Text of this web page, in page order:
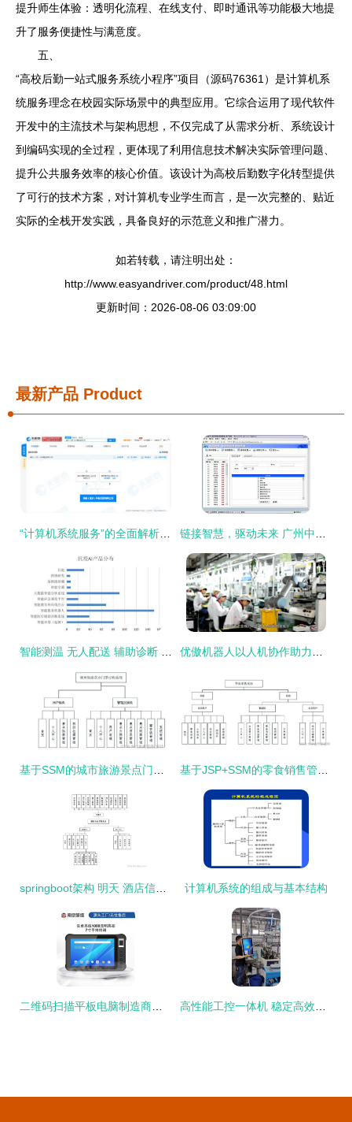
提升师生体验：透明化流程、在线支付、即时通讯等功能极大地提
升了服务便捷性与满意度。
五、
“高校后勤一站式服务系统小程序”项目（源码76361）是计算机系
统服务理念在校园实际场景中的典型应用。它综合运用了现代软件
开发中的主流技术与架构思想，不仅完成了从需求分析、系统设计
到编码实现的全过程，更体现了利用信息技术解决实际管理问题、
提升公共服务效率的核心价值。该设计为高校后勤数字化转型提供
了可行的技术方案，对计算机专业学生而言，是一次完整的、贴近
实际的全栈开发实践，具备良好的示范意义和推广潜力。
如若转载，请注明出处：
http://www.easyandriver.com/product/48.html
更新时间：2026-08-06 03:09:00
最新产品 Product
计算机系统的组成与基本结构